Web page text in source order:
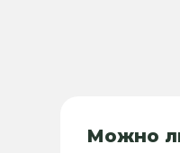
Можно